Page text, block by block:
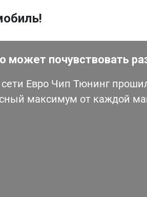
может почувствовать
Евро Чип Тюнинг
максимум от каждой